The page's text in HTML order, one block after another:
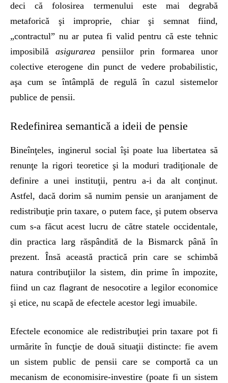
deci că folosirea termenului este mai degrabă
metaforică şi improprie, chiar şi semnat fiind,
„contractul” nu ar putea fi valid pentru că este tehnic
imposibilă asigurareapensiilor prin formarea unor
colective eterogene din punct de vedere probabilistic,
aşa cum se întâmplă de regulă în cazul sistemelor
publice de pensii.
Redefinirea semantică a ideii de pensie
Bineînţeles, inginerul social îşi poate lua libertatea să
renunţe la rigori teoretice şi la moduri tradiţionale de
definire a unei instituţii, pentru a-i da alt conţinut.
Astfel, dacă dorim să numim pensie un aranjament de
redistribuţie prin taxare, o putem face, şi putem observa
cum s-a făcut acest lucru de către statele occidentale,
din practica larg răspândită de la Bismarck până în
prezent. Însă această practică prin care se schimbă
natura contribuţiilor la sistem, din prime în impozite,
fiind un caz flagrant de nesocotire a legilor economice
şi etice, nu scapă de efectele acestor legi imuabile.
Efectele economice ale redistribuţiei prin taxare pot fi
urmărite în funcţie de două situaţii distincte: fie avem
un sistem public de pensii care se comportă ca un
mecanism de economisire-investire (poate fi un sistem